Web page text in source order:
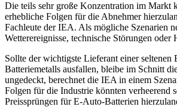
Die teils sehr große Konzentration im Markt
erhebliche Folgen für die Abnehmer
Fachleute der IEA. Als mögliche Szenarien
Wetterereignisse, technische Störungen oder
Sollte der wichtigste Lieferant einer seltenen
Batteriemetalls ausfallen, bleibe im Schnitt
ungedeckt, berechnet die IEA in einem
Folgen für die Industrie könnten verheerend
Preissprüngen für E-Auto-Batterien